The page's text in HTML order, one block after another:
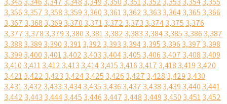
3,356 3,357 3,358 3,359 3,360 3,3613,362 3,363 3,3643,365 3,366
3,367 3,368 3,369 3,370 3,3713,372 3,373 3,3743,375 3,376
3,377 3,378 3,379 3,380 3,3813,382 3,383 3,3843,385 3,386 3,387
3,388 3,389 3,390 3,3913,392 3,393 3,3943,395 3,396 3,397 3,398
3,399 3,400 3,4013,402 3,403 3,4043,405 3,406 3,407 3,408 3,409
3,410 3,4113,412 3,413 3,4143,415 3,416 3,417 3,418 3,419 3,420
3,4213,422 3,423 3,4243,425 3,426 3,427 3,428 3,429 3,430
3,4313,432 3,433 3,4343,435 3,436 3,437 3,438 3,439 3,440 3,441
3,442 3,443 3,4443,445 3,446 3,447 3,448 3,449 3,450 3,4513,452